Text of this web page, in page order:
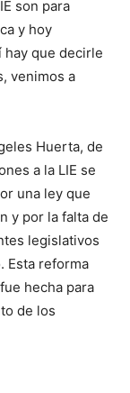
son para
y hoy
hay que decirle
venimos a
Huerta, de
a la LIE se
una ley que
y por la falta de
legislativos
Esta reforma
hecha para
de los